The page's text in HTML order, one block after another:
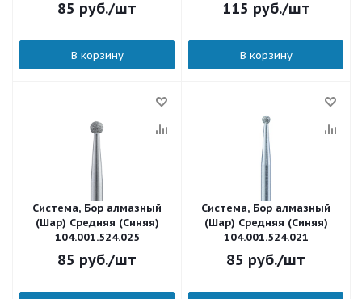
85 руб./шт
В корзину
115 руб./шт
В корзину
Система, Бор алмазный
(Шар) Средняя (Синяя)
104.001.524.025
85 руб./шт
Система, Бор алмазный
(Шар) Средняя (Синяя)
104.001.524.021
85 руб./шт